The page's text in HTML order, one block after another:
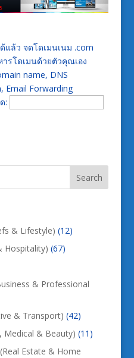
แล้ว จดโดเมนเนม .com
รโดเมนด้วยตัวคุณเอง
name, DNS
Email Forwarding
:
& Lifestyle) (12)
Hospitality) (67)
& Professional
& Transport) (42)
& Beauty) (11)
Estate & Home